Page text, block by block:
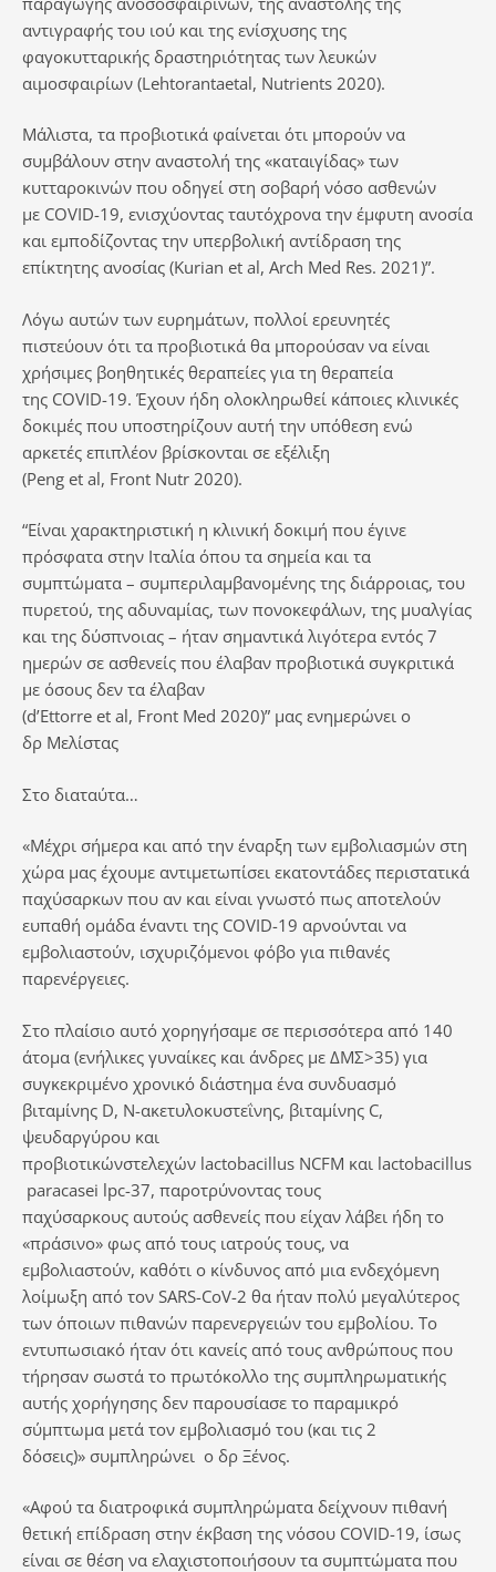
αντιγραφής του ιού και της ενίσχυσης της
φαγοκυτταρικής δραστηριότητας των λευκών
αιμοσφαιρίων (Lehtorantaetal, Nutrients 2020).
Μάλιστα, τα προβιοτικά φαίνεται ότι μπορούν να
συμβάλουν στην αναστολή της «καταιγίδας» των
κυτταροκινών που οδηγεί στη σοβαρή νόσο ασθενών
με COVID-19, ενισχύοντας ταυτόχρονα την έμφυτη ανοσία
και εμποδίζοντας την υπερβολική αντίδραση της
επίκτητης ανοσίας (Kurian et al, Arch Med Res. 2021)”.
Λόγω αυτών των ευρημάτων, πολλοί ερευνητές
πιστεύουν ότι τα προβιοτικά θα μπορούσαν να είναι
χρήσιμες βοηθητικές θεραπείες για τη θεραπεία
της COVID-19. Έχουν ήδη ολοκληρωθεί κάποιες κλινικές
δοκιμές που υποστηρίζουν αυτή την υπόθεση ενώ
αρκετές επιπλέον βρίσκονται σε εξέλιξη
(Peng et al, Front Nutr 2020).
“Είναι χαρακτηριστική η κλινική δοκιμή που έγινε
πρόσφατα στην Ιταλία όπου τα σημεία και τα
συμπτώματα – συμπεριλαμβανομένης της διάρροιας, του
πυρετού, της αδυναμίας, των πονοκεφάλων, της μυαλγίας
και της δύσπνοιας – ήταν σημαντικά λιγότερα εντός 7
ημερών σε ασθενείς που έλαβαν προβιοτικά συγκριτικά
με όσους δεν τα έλαβαν
(d’Ettorre et al, Front Med 2020)” μας ενημερώνει ο
δρ Μελίστας
Στο διαταύτα…
«Μέχρι σήμερα και από την έναρξη των εμβολιασμών στη
χώρα μας έχουμε αντιμετωπίσει εκατοντάδες περιστατικά
παχύσαρκων που αν και είναι γνωστό πως αποτελούν
ευπαθή ομάδα έναντι της COVID-19 αρνούνται να
εμβολιαστούν, ισχυριζόμενοι φόβο για πιθανές
παρενέργειες.
Στο πλαίσιο αυτό χορηγήσαμε σε περισσότερα από 140
άτομα (ενήλικες γυναίκες και άνδρες με ΔΜΣ>35) για
συγκεκριμένο χρονικό διάστημα ένα συνδυασμό
βιταμίνης D, Ν-ακετυλοκυστεΐνης, βιταμίνης C,
ψευδαργύρου και
προβιοτικώνστελεχών lactobacillus NCFM και lactobacillus
paracasei lpc-37, παροτρύνοντας τους
παχύσαρκους αυτούς ασθενείς που είχαν λάβει ήδη το
«πράσινο» φως από τους ιατρούς τους, να
εμβολιαστούν, καθότι ο κίνδυνος από μια ενδεχόμενη
λοίμωξη από τον SARS-CoV-2 θα ήταν πολύ μεγαλύτερος
των όποιων πιθανών παρενεργειών του εμβολίου. Το
εντυπωσιακό ήταν ότι κανείς από τους ανθρώπους που
τήρησαν σωστά το πρωτόκολλο της συμπληρωματικής
αυτής χορήγησης δεν παρουσίασε το παραμικρό
σύμπτωμα μετά τον εμβολιασμό του (και τις 2
δόσεις)» συμπληρώνει ο δρ Ξένος.
«Αφού τα διατροφικά συμπληρώματα δείχνουν πιθανή
θετική επίδραση στην έκβαση της νόσου COVID-19, ίσως
είναι σε θέση να ελαχιστοποιήσουν τα συμπτώματα που